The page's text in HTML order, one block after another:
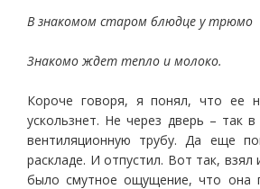
В знакомом старом блюдце у трюмо
Знакомо ждет тепло и молоко.
Короче говоря, я понял, что ее
ускользнет. Не через дверь – так
вентиляционную трубу. Да еще
раскладе. И отпустил. Вот так, взял
было смутное ощущение, что она